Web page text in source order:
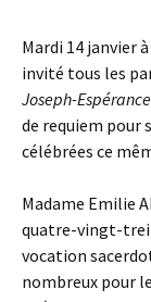
Mardi 14 janvier
invité tous les
Joseph-Espérance
de requiem pour
célébrées ce
Madame Emilie
quatre-vingt-
vocation
nombreux pour